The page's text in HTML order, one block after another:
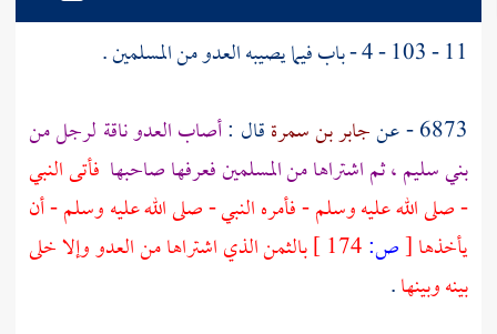
11 - 103 - 4 - باب فيما يصيبه العدو من المسلمين .
6873 - عن
جابر بن سمرةقال :أصاب العدو ناقة لرجل من
بني سليم، ثم اشتراها من المسلمين فعرفها صاحبها فأتى النبي
- صلى الله عليه وسلم - فأمره النبي - صلى الله عليه وسلم - أن
يأخذها[ص:
بالثمن الذي اشتراها من العدو وإلا خلى
بينه وبينها.